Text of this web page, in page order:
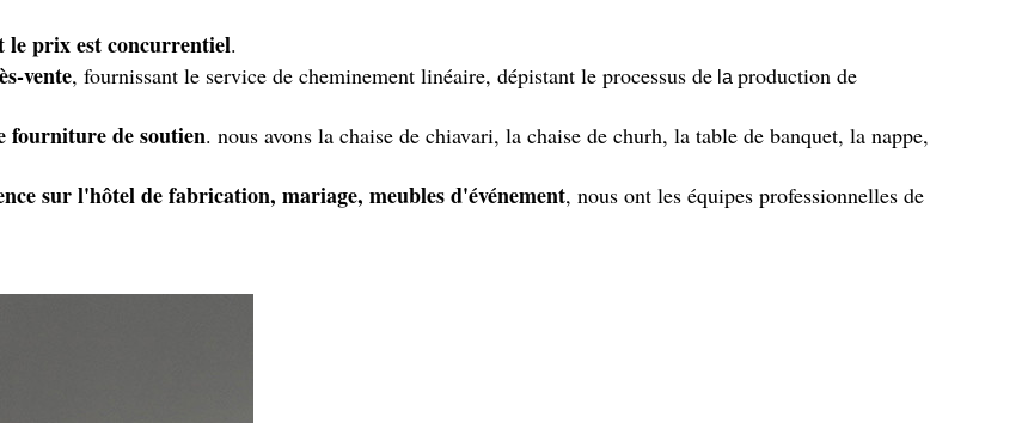
le prix est concurrentiel.
vente, fournissant le service de cheminement linéaire, dépistant le processus de la production de
fourniture de soutien. nous avons la chaise de chiavari, la chaise de churh, la table de banquet, la nappe,
sur l'hôtel de fabrication, mariage, meubles d'événement, nous ont les équipes professionnelles de